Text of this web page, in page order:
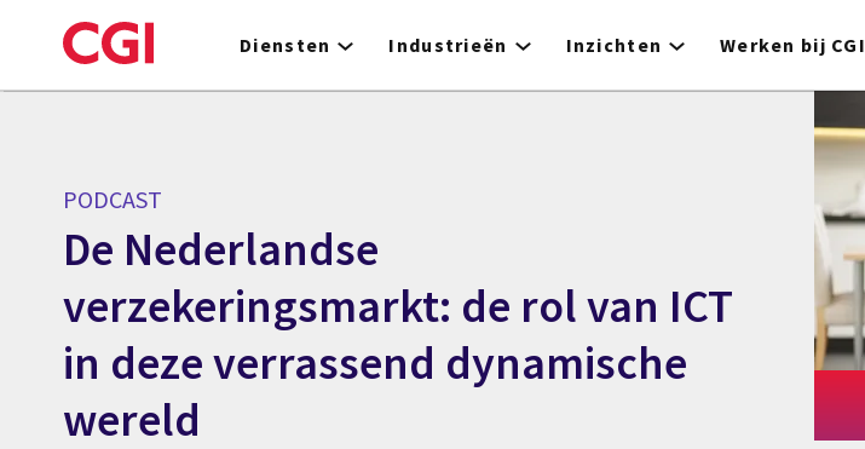
to
Diensten Industrieën Inzichten Werken bij CGI
PODCAST
De Nederlandse
verzekeringsmarkt: de rol van ICT
in deze verrassend dynamische
wereld